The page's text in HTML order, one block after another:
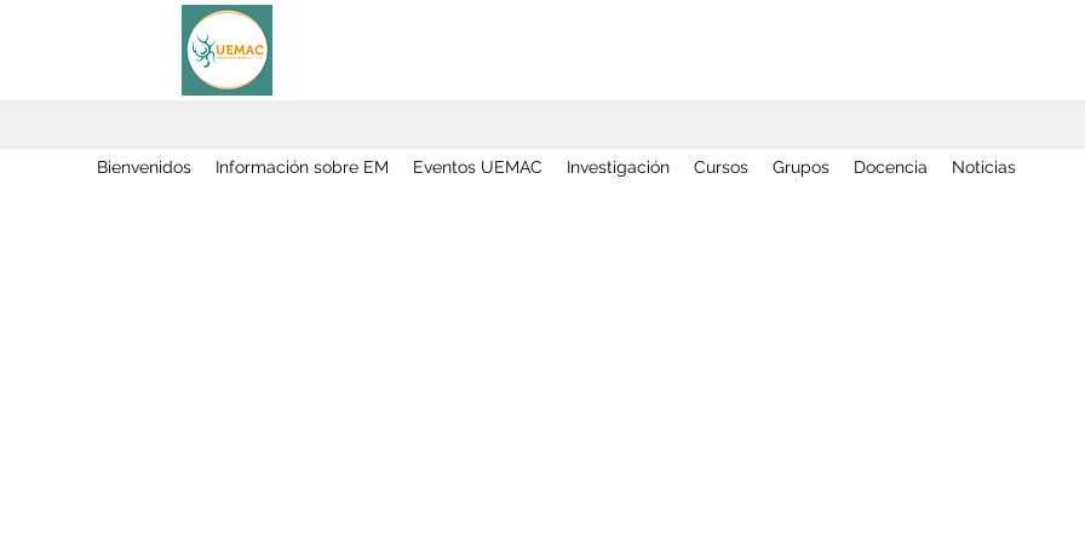
Bienvenidos Información sobre EM Eventos UEMAC Investigación Cursos Grupos Docencia Noticias